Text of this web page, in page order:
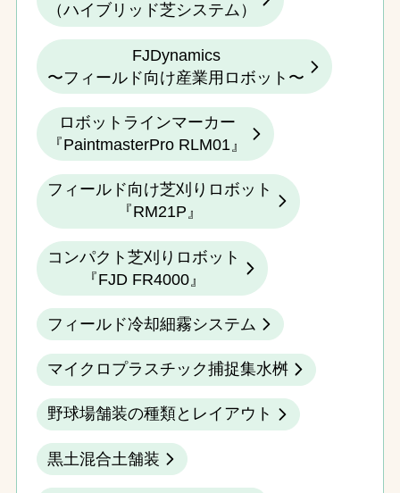
（ハイブリッド芝システム）
FJDynamics
〜フィールド向け産業用ロボット〜
ロボットラインマーカー
『PaintmasterPro RLM01』
フィールド向け芝刈りロボット
『RM21P』
コンパクト芝刈りロボット
『FJD FR4000』
フィールド冷却細霧システム
マイクロプラスチック捕捉集水桝
野球場舗装の種類とレイアウト
黒土混合土舗装